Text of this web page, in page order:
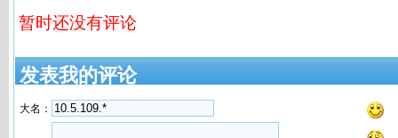
暂时还没有评论
发表我的评论
大名：